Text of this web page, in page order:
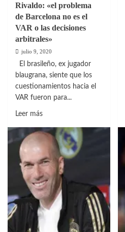
Rivaldo: «el problema
de Barcelona no es el
VAR o las decisiones
arbitrales»
julio 9, 2020
El brasileño, ex jugador
blaugrana, siente que los
cuestionamientos hacia el
VAR fueron para...
Leer másLeer
sobre
Rivaldo:
«el
problema
de Barcelona
no
es